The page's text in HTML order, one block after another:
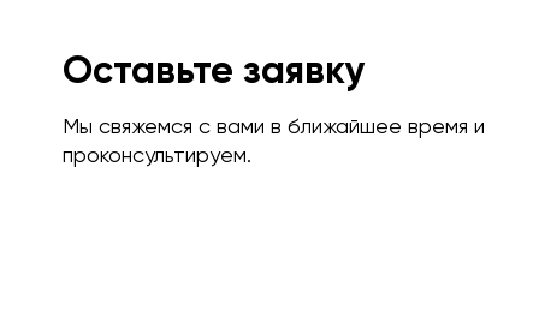
Оставьте заявку
Мы свяжемся с вами в ближайшее время и
проконсультируем.